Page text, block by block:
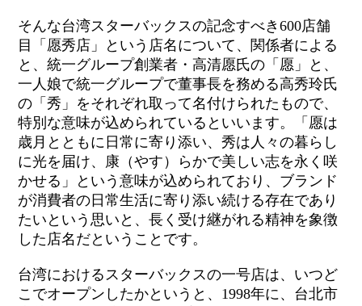
そんな台湾スターバックスの記念すべき600店舗
目「愿秀店」という店名について、関係者による
と、統一グループ創業者・高清愿氏の「愿」と、
一人娘で統一グループで董事長を務める高秀玲氏
の「秀」をそれぞれ取って名付けられたもので、
特別な意味が込められているといいます。「愿は
歳月とともに日常に寄り添い、秀は人々の暮らし
に光を届け、康（やす）らかで美しい志を永く咲
かせる」という意味が込められており、ブランド
が消費者の日常生活に寄り添い続ける存在であり
たいという思いと、長く受け継がれる精神を象徴
した店名だということです。
台湾におけるスターバックスの一号店は、いつど
こでオープンしたかというと、1998年に、台北市